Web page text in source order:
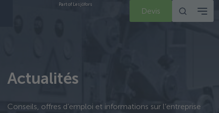
Part of Lesjöfors
Devis
Actualités
Conseils, offres d’emploi et informations sur l’entreprise